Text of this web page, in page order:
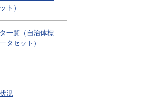
ト）
一覧（自治体標
タセット）
況